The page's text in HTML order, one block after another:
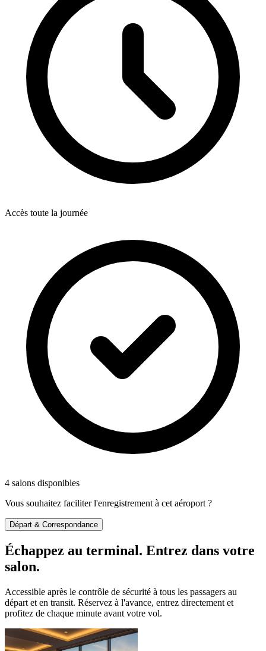
Accès toute la journée
4 salons disponibles
Vous souhaitez faciliter l'enregistrement à cet aéroport ?
Départ & Correspondance
Échappez au terminal. Entrez dans votre
salon.
Accessible après le contrôle de sécurité à tous les passagers au
départ et en transit. Réservez à l'avance, entrez directement et
profitez de chaque minute avant votre vol.